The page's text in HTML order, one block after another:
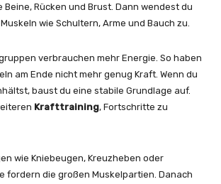
Beine, Rücken und Brust. Dann wendest du
wie Schultern, Arme und Bauch zu.
verbrauchen mehr Energie. So haben
am Ende nicht mehr genug Kraft. Wenn du
baust du eine stabile Grundlage auf.
Krafttraining, Fortschritte zu
wie Kniebeugen, Kreuzheben oder
fordern die großen Muskelpartien. Danach